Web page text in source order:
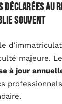
déclarées
souvent
majeure.
à jour